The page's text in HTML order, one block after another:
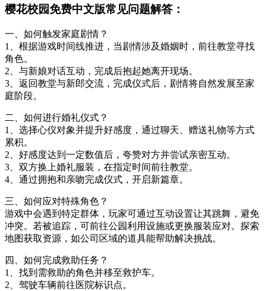
樱花校园免费中文版常见问题解答：
一、如何触发家庭剧情？
1、根据游戏时间线推进，当剧情涉及婚姻时，前往教堂寻找
角色。
2、与新娘对话互动，完成后抱起她离开现场。
3、返回教堂与新郎交流，完成仪式后，剧情将自然发展至家
庭阶段。
二、如何进行婚礼仪式？
1、选择心仪对象并提升好感度，通过聊天、赠送礼物等方式
累积。
2、好感度达到一定数值后，夸赞对方并尝试亲密互动。
3、双方换上婚礼服装，在指定时间前往教堂。
4、通过拥抱和亲吻完成仪式，开启新篇章。
三、如何应对特殊角色？
游戏中会遇到特定群体，玩家可通过互动设置让其跳舞，避免
冲突。若被追踪，可前往公园利用设施或更换服装应对。探索
地图获取资源，如公司区域的道具能帮助解决挑战。
四、如何完成救助任务？
1、找到需救助的角色并移至救护车。
2、驾驶车辆前往医院标识点。